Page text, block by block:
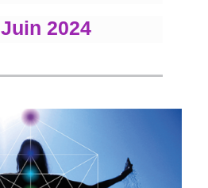
Juin 2024